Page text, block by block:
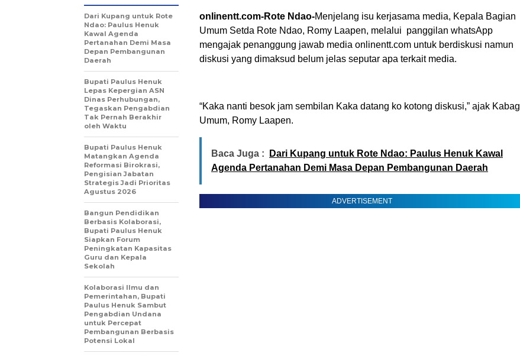
onlinentt.com-Rote Ndao-Menjelang isu kerjasama media, Kepala Bagian
Umum Setda Rote Ndao, Romy Laapen, melalui panggilan whatsApp
mengajak penanggung jawab media onlinentt.com untuk berdiskusi namun
diskusi yang dimaksud belum jelas seputar apa terkait media.
“Kaka nanti besok jam sembilan Kaka datang ko kotong diskusi,” ajak Kabag
Umum, Romy Laapen.
Baca Juga :
Dari Kupang untuk Rote Ndao: Paulus Henuk Kawal
Agenda Pertanahan Demi Masa Depan Pembangunan Daerah
ADVERTISEMENT
Dari Kupang untuk Rote
Ndao: Paulus Henuk
Kawal Agenda
Pertanahan Demi Masa
Depan Pembangunan
Daerah
Bupati Paulus Henuk
Lepas Kepergian ASN
Dinas Perhubungan,
Tegaskan Pengabdian
Tak Pernah Berakhir
oleh Waktu
Bupati Paulus Henuk
Matangkan Agenda
Reformasi Birokrasi,
Pengisian Jabatan
Strategis Jadi Prioritas
Agustus 2026
Bangun Pendidikan
Berbasis Kolaborasi,
Bupati Paulus Henuk
Siapkan Forum
Peningkatan Kapasitas
Guru dan Kepala
Sekolah
Kolaborasi Ilmu dan
Pemerintahan, Bupati
Paulus Henuk Sambut
Pengabdian Undana
untuk Percepat
Pembangunan Berbasis
Potensi Lokal